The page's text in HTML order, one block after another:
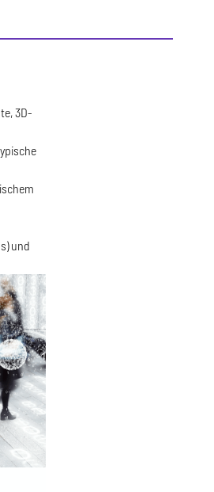
3D-
und